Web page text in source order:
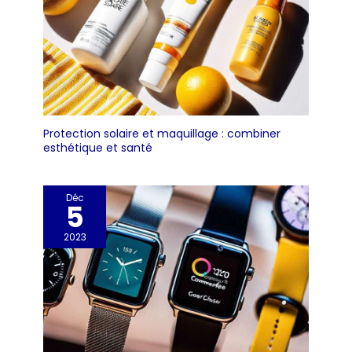
souci] HIME SAMA
masque a led visage
prend du temps pour
montrer ses effets.
C'est pourquoi nous
offrons une garantie
de remboursement de
146 jours sur chaque
garantie de deux ans. Si
vous n'êtes pas
satisfait des résultats,
vous obtiendrez un
remboursement
complet immédiat ! Si
vous avez des
questions, nous
sommes toujours là
pour vous. Nous
Protection solaire et maquillage : combiner
esthétique et santé
Déc
5
2023